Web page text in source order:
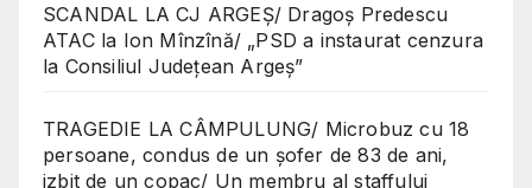
SCANDAL LA CJ ARGEȘ/ Dragoș Predescu
ATAC la Ion Mînzînă/ „PSD a instaurat cenzura
la Consiliul Județean Argeș”
TRAGEDIE LA CÂMPULUNG/ Microbuz cu 18
persoane, condus de un șofer de 83 de ani,
izbit de un copac/ Un membru al staffului